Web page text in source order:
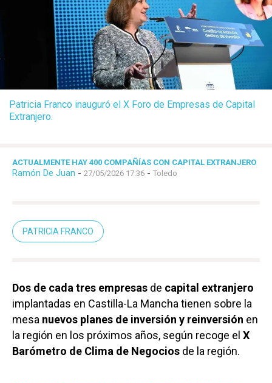
Patricia Franco inauguró el X Foro de Empresas de Capital
Extranjero.
ACTUALMENTE HAY 400 COMPAÑÍAS CON CAPITAL EXTRANJERO
Ramón De Juan - 27/05/2026 17:36 - Toledo
PATRICIA FRANCO
Dos de cada tres empresas de capital extranjero
implantadas en Castilla-La Mancha tienen sobre la
mesa nuevos planes de inversión y reinversión en
la región en los próximos años, según recoge el X
Barómetro de Clima de Negocios de la región.